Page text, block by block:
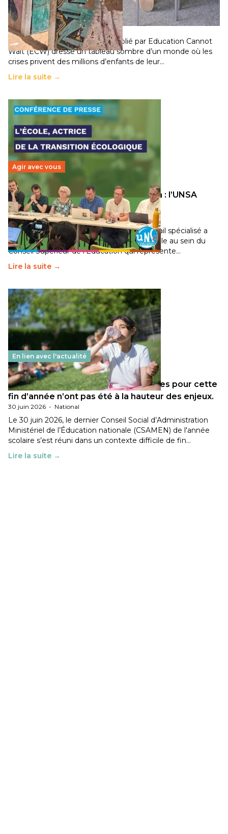
chocs climatiques et des déplacements de
population
11 juillet 2026- National
Un nouveau rapport mondial publié par Education Cannot
Wait (ECW) dresse un tableau sombre d’un monde où les
crises privent des millions d’enfants de leur…
Lire la suite →
Agir avec vous
Transition écologique de l’éducation : l’UNSA
Éducation fait bouger les lignes
30 juin 2026-National
Pendant plusieurs mois, un groupe de travail spécialisé a
travaillé sur la transition écologique de l’Ecole au sein du
Conseil Supérieur de l’Éducation qui représente…
Lire la suite →
En lien avec l'actualité
Les décisions ministérielles attendues pour cette
fin d’année n’ont pas été à la hauteur des enjeux.
30 juin 2026 - National
Le 30 juin 2026, le dernier Conseil Social d’Administration
Ministériel de l’Éducation nationale (CSAMEN) de l'année
scolaire s’est réuni dans un contexte difficile de fin…
Lire la suite →